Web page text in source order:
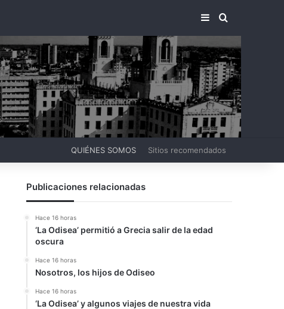
BARRA LATERAL
BUSCAR
QUIÉNES SOMOS Sitios recomendados
Publicaciones relacionadas
Hace 16 horas
‘La Odisea’ permitió a Grecia salir de la edad
oscura
Hace 16 horas
Nosotros, los hijos de Odiseo
Hace 16 horas
‘La Odisea’ y algunos viajes de nuestra vida